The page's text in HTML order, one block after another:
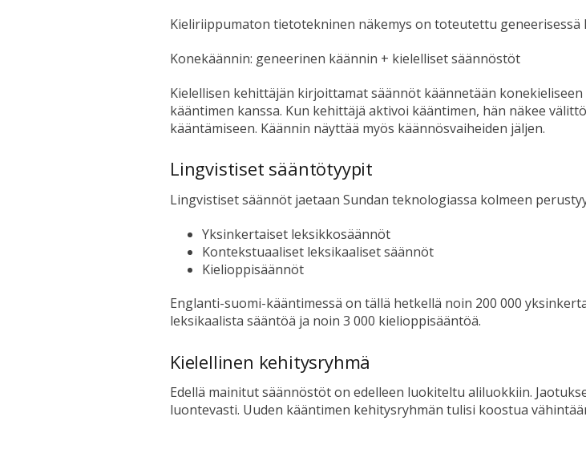
Kieliriippumaton tietotekninen näkemys on toteutettu geneerisessä
Konekäännin: geneerinen käännin + kielelliset säännöstöt
Kielellisen kehittäjän kirjoittamat säännöt käännetään
kääntimen kanssa. Kun kehittäjä aktivoi kääntimen, hän näkee
kääntämiseen. Käännin näyttää myös käännösvaiheiden jäljen.
Lingvistiset sääntötyypit
Lingvistiset säännöt jaetaan Sundan teknologiassa kolmeen
Yksinkertaiset leksikkosäännöt
Kontekstuaaliset leksikaaliset säännöt
Kielioppisäännöt
Englanti-suomi-kääntimessä on tällä hetkellä noin 200 000
leksikaalista sääntöä ja noin 3 000 kielioppisääntöä.
Kielellinen kehitysryhmä
Edellä mainitut säännöstöt on edelleen luokiteltu aliluokkiin.
luontevasti. Uuden kääntimen kehitysryhmän tulisi koostua